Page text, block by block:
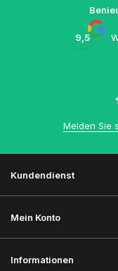
9,5
Melden Sie
Kundendienst
Mein Konto
Informationen